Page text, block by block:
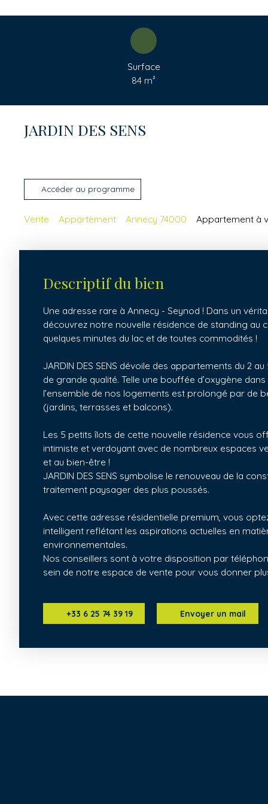
Surface
84 m²
JARDIN DES SENS
Accéder au programme
Vente Appartement Annecy 74000 Appartement à
Descriptif du bien
Une adresse rare à Annecy - Seynod ! Dans un
découvrez notre nouvelle résidence de standing au
quelques minutes du lac et de toutes commodités !
JARDIN DES SENS dévoile des appartements du 2
de grande qualité. Telle une bouffée d’oxygène
l’ensemble de nos logements est prolongé par de
(jardins, terrasses et balcons).
Les 5 petits îlots de cette nouvelle résidence vous
intimiste et verdoyant avec de nombreux espaces
et au bien-être !
JARDIN DES SENS symbolise le renouveau de la
traitement paysager des plus poussés.
Avec cette adresse résidentielle premium, vous
intelligent reflétant les aspirations actuelles en
environnementales.
Nos conseillers sont à votre disposition par
sein de notre espace de vente pour vous donner
+33 6 25 74 39 19 Envoyer un mail